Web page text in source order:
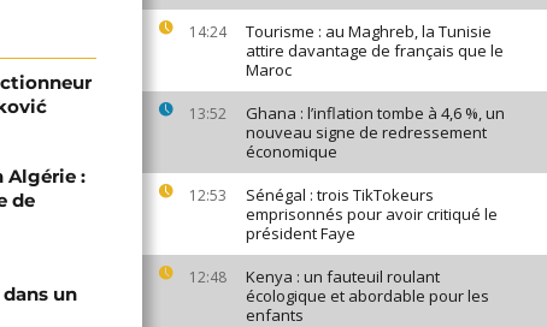
14:24
Tourisme : au Maghreb, la Tunisie
attire davantage de français que le
Maroc
13:52
Ghana : l’inflation tombe à 4,6 %, un
nouveau signe de redressement
économique
12:53
Sénégal : trois TikTokeurs
emprisonnés pour avoir critiqué le
président Faye
12:48
Kenya : un fauteuil roulant
écologique et abordable pour les
enfants
Algérie :
de
un